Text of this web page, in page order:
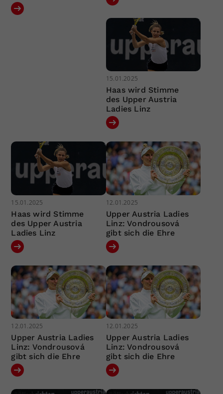
15.01.2025
Haas wird Stimme
des Upper Austria
Ladies Linz
15.01.2025
Haas wird Stimme
des Upper Austria
Ladies Linz
12.01.2025
Upper Austria Ladies
Linz: Vondrousová
gibt sich die Ehre
12.01.2025
Upper Austria Ladies
Linz: Vondrousová
gibt sich die Ehre
12.01.2025
Upper Austria Ladies
Linz: Vondrousová
gibt sich die Ehre